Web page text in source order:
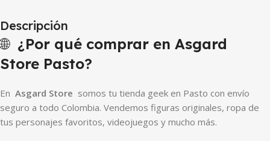
Descripción
🌐 ¿Por qué comprar en Asgard
Store Pasto?
En Asgard Store somos tu tienda geek en Pasto con envío
seguro a todo Colombia. Vendemos figuras originales, ropa de
tus personajes favoritos, videojuegos y mucho más.